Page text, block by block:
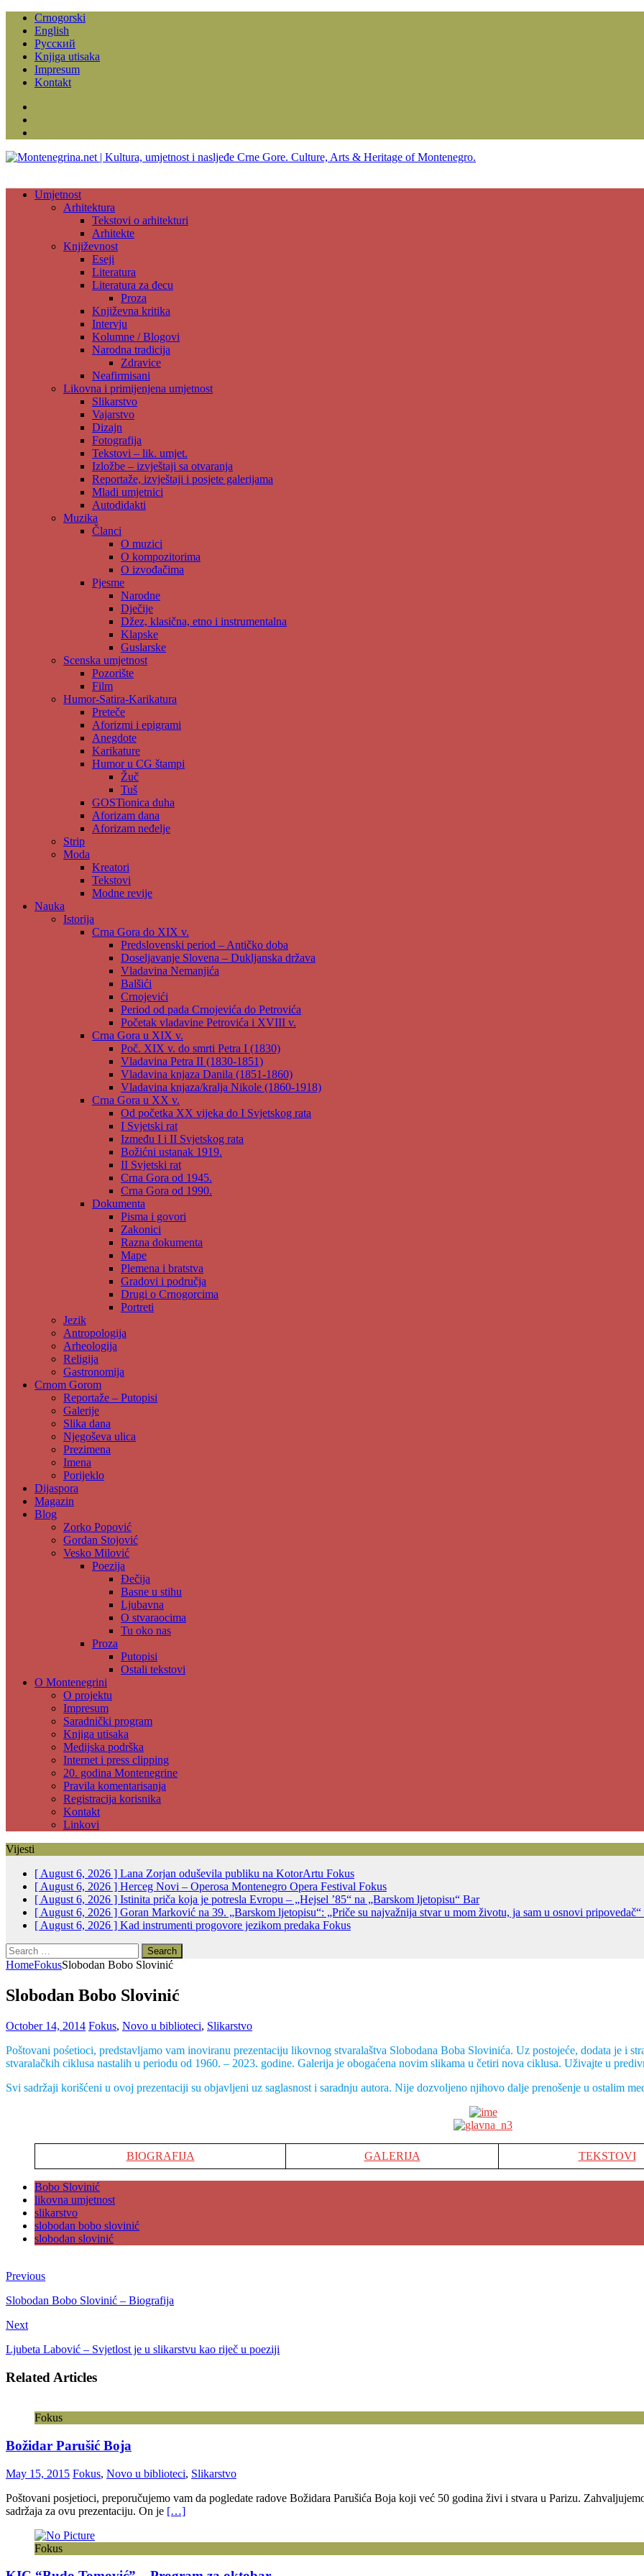
Crnogorski
English
Русский
Knjiga utisaka
Impresum
Kontakt
Umjetnost
Arhitektura
Tekstovi o arhitekturi
Arhitekte
Književnost
Eseji
Literatura
Literatura za đecu
Proza
Književna kritika
Intervju
Kolumne / Blogovi
Narodna tradicija
Zdravice
Neafirmisani
Likovna i primijenjena umjetnost
Slikarstvo
Vajarstvo
Dizajn
Fotografija
Tekstovi – lik. umjet.
Izložbe – izvještaji sa otvaranja
Reportaže, izvještaji i posjete galerijama
Mladi umjetnici
Autodidakti
Muzika
Članci
O muzici
O kompozitorima
O izvođačima
Pjesme
Narodne
Dječije
Džez, klasična, etno i instrumentalna
Klapske
Guslarske
Scenska umjetnost
Pozorište
Film
Humor-Satira-Karikatura
Preteče
Aforizmi i epigrami
Anegdote
Karikature
Humor u CG štampi
Žuč
Tuš
GOSTionica duha
Aforizam dana
Aforizam neđelje
Strip
Moda
Kreatori
Tekstovi
Modne revije
Nauka
Istorija
Crna Gora do XIX v.
Predslovenski period – Antičko doba
Doseljavanje Slovena – Dukljanska država
Vladavina Nemanjića
Balšići
Crnojevići
Period od pada Crnojevića do Petrovića
Početak vladavine Petrovića i XVIII v.
Crna Gora u XIX v.
Poč. XIX v. do smrti Petra I (1830)
Vladavina Petra II (1830-1851)
Vladavina knjaza Danila (1851-1860)
Vladavina knjaza/kralja Nikole (1860-1918)
Crna Gora u XX v.
Od početka XX vijeka do I Svjetskog rata
I Svjetski rat
Između I i II Svjetskog rata
Božićni ustanak 1919.
II Svjetski rat
Crna Gora od 1945.
Crna Gora od 1990.
Dokumenta
Pisma i govori
Zakonici
Razna dokumenta
Mape
Plemena i bratstva
Gradovi i područja
Drugi o Crnogorcima
Portreti
Jezik
Antropologija
Arheologija
Religija
Gastronomija
Crnom Gorom
Reportaže – Putopisi
Galerije
Slika dana
Njegoševa ulica
Prezimena
Imena
Porijeklo
Dijaspora
Magazin
Blog
Zorko Popović
Gordan Stojović
Vesko Milović
Poezija
Đečija
Basne u stihu
Ljubavna
O stvaraocima
Tu oko nas
Proza
Putopisi
Ostali tekstovi
O Montenegrini
O projektu
Impresum
Saradnički program
Knjiga utisaka
Medijska podrška
Internet i press clipping
20. godina Montenegrine
Pravila komentarisanja
Registracija korisnika
Kontakt
Linkovi
Vijesti
[ August 6, 2026 ] Lana Zorjan oduševila publiku na KotorArtu Fokus
[ August 6, 2026 ] Herceg Novi – Operosa Montenegro Opera Festival Fokus
[ August 6, 2026 ] Istinita priča koja je potresla Evropu – „Hejsel ’85“ na „Barskom ljetopisu“ Bar
[ August 6, 2026 ] Goran Marković na 39. „Barskom ljetopisu“: „Priče su najvažnija stvar u mom životu, ja sam u osnovi pripovedač“
[ August 6, 2026 ] Kad instrumenti progovore jezikom predaka Fokus
Search
for:
HomeFokusSlobodan Bobo Slovinić
Slobodan Bobo Slovinić
October 14, 2014 Fokus, Novo u biblioteci, Slikarstvo
Poštovani pośetioci, predstavljamo vam inoviranu prezentaciju likovnog stvaralaštva Slobodana Boba Slovinića. Uz postojeće, dodata je i
stvaralačkih ciklusa nastalih u periodu od 1960. – 2023. godine. Galerija je obogaćena novim slikama u četiri nova ciklusa. Uživajte u
Svi sadržaji korišćeni u ovoj prezentaciji su objavljeni uz saglasnost i saradnju autora. Nije dozvoljeno njihovo dalje prenošenje u ostalim
BIOGRAFIJA GALERIJA TEKSTOVI
Bobo Slovinić
likovna umjetnost
slikarstvo
slobodan bobo slovinić
slobodan slovinić
Previous
Slobodan Bobo Slovinić – Biografija
Next
Ljubeta Labović – Svjetlost je u slikarstvu kao riječ u poeziji
Related Articles
Fokus
Božidar Parušić Boja
May 15, 2015 Fokus, Novo u biblioteci, Slikarstvo
Poštovani posjetioci, preporučujemo vam da pogledate radove Božidara Parušića Boja koji već 50 godina živi i stvara u Parizu.
sadržaja za ovu prezentaciju. On je […]
Fokus